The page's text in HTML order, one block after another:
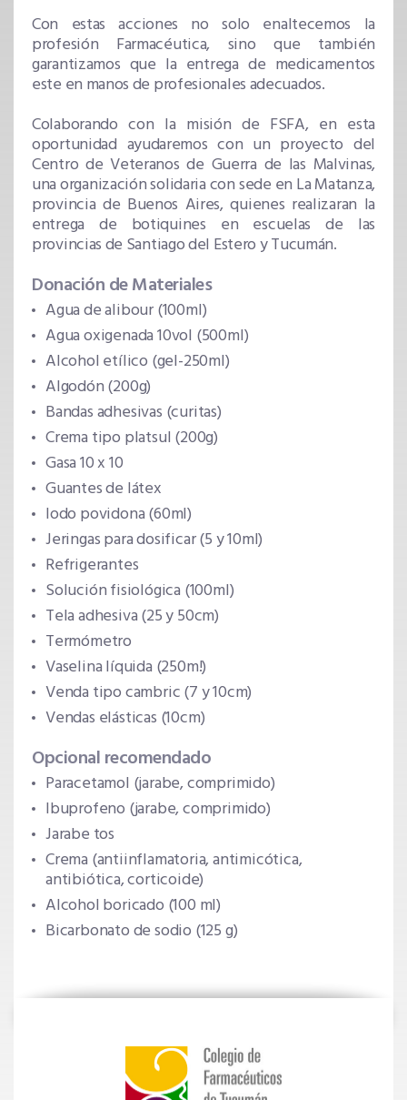
Con estas acciones no solo enaltecemos la
profesión Farmacéutica, sino que también
garantizamos que la entrega de medicamentos
este en manos de profesionales adecuados.
Colaborando con la misión de FSFA, en esta
oportunidad ayudaremos con un proyecto del
Centro de Veteranos de Guerra de las Malvinas,
una organización solidaria con sede en La Matanza,
provincia de Buenos Aires, quienes realizaran la
entrega de botiquines en escuelas de las
provincias de Santiago del Estero y Tucumán.
Donación de Materiales
Agua de alibour (100ml)
Agua oxigenada 10vol (500ml)
Alcohol etílico (gel-250ml)
Algodón (200g)
Bandas adhesivas (curitas)
Crema tipo platsul (200g)
Gasa 10 x 10
Guantes de látex
Iodo povidona (60ml)
Jeringas para dosificar (5 y 10ml)
Refrigerantes
Solución fisiológica (100ml)
Tela adhesiva (25 y 50cm)
Termómetro
Vaselina líquida (250m!)
Venda tipo cambric (7 y 10cm)
Vendas elásticas (10cm)
Opcional recomendado
Paracetamol (jarabe, comprimido)
Ibuprofeno (jarabe, comprimido)
Jarabe tos
Crema (antiinflamatoria, antimicótica,
antibiótica, corticoide)
Alcohol boricado (100 ml)
Bicarbonato de sodio (125 g)